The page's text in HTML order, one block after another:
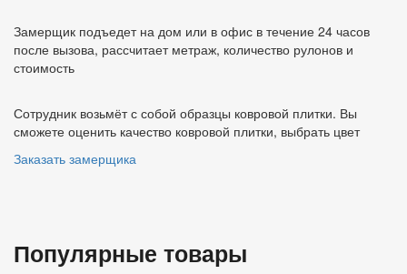
Замерщик подъедет на дом или в офис в течение 24 часов
после вызова, рассчитает метраж, количество рулонов и
стоимость
Сотрудник возьмёт с собой образцы ковровой плитки. Вы
сможете оценить качество ковровой плитки, выбрать цвет
Заказать замерщика
Популярные товары